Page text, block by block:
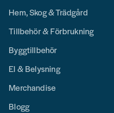
Hem, Skog & Trädgård
Tillbehör & Förbrukning
Byggtillbehör
El & Belysning
Merchandise
Blogg